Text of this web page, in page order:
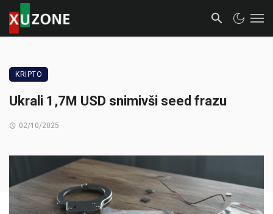
KRIPTO
Ukrali 1,7M USD snimivši seed frazu
02/10/2025